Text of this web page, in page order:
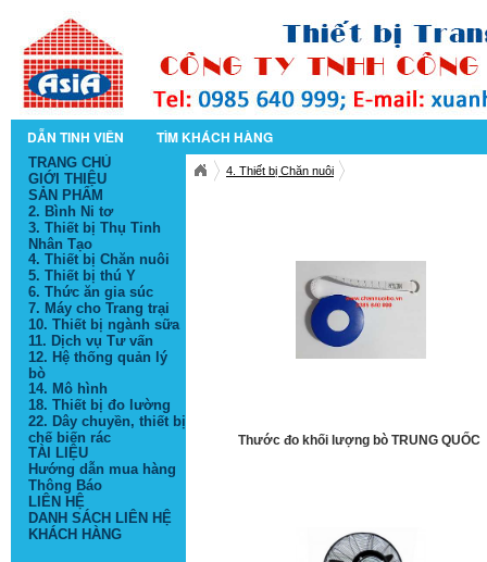
DẪN TINH VIÊN TÌM KHÁCH HÀNG
4. Thiết bị Chăn nuôi
Thước đo khối lượng bò TRUNG QUỐC
TRANG CHỦ
GIỚI THIỆU
SẢN PHẨM
2. Bình Ni tơ
3. Thiết bị Thụ Tinh
Nhân Tạo
4. Thiết bị Chăn nuôi
5. Thiết bị thú Y
6. Thức ăn gia súc
7. Máy cho Trang trại
10. Thiết bị ngành sữa
11. Dịch vụ Tư vấn
12. Hệ thống quản lý
bò
14. Mô hình
18. Thiết bị đo lường
22. Dây chuyền, thiết bị
chế biến rác
TÀI LIỆU
Hướng dẫn mua hàng
Thông Báo
LIÊN HỆ
DANH SÁCH LIÊN HỆ
KHÁCH HÀNG